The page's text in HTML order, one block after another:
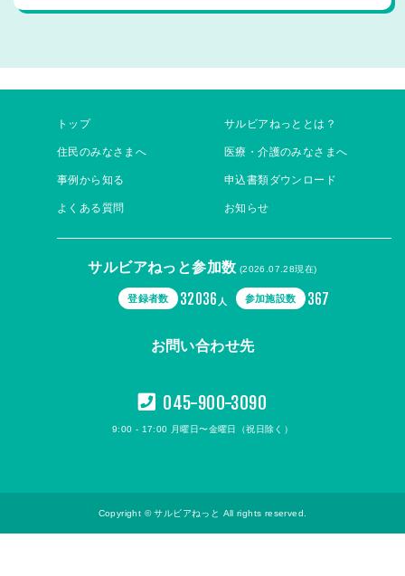
トップ サルビアねっととは？
住民のみなさまへ 医療・介護のみなさまへ
事例から知る 申込書類ダウンロード
よくある質問 お知らせ
サルビアねっと参加数 (2026.07.28現在)
登録者数 32036 人 参加施設数 367
お問い合わせ先
045-900-3090
9:00 - 17:00 月曜日〜金曜日（祝日除く）
Copyright © サルビアねっと All rights reserved.